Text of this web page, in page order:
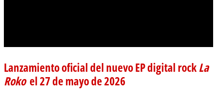
Lanzamiento oficial del nuevo EP digital rockLa
Rokoel 27 de mayo de 2026